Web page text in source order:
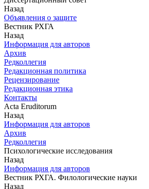
Назад
Объявления о защите
Вестник РХГА
Назад
Информация для авторов
Архив
Редколлегия
Редакционная политика
Рецензирование
Редакционная этика
Контакты
Acta Eruditorum
Назад
Информация для авторов
Архив
Редколлегия
Психологические исследования
Назад
Информация для авторов
Вестник РХГА. Филологические науки
Назад